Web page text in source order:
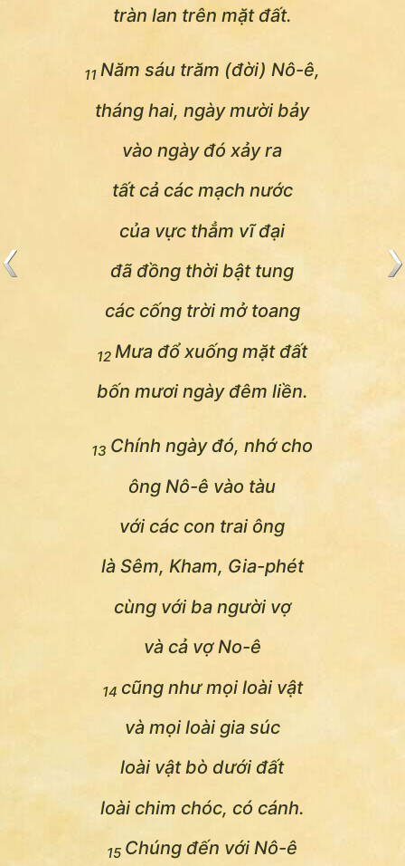
tràn lan trên mặt đất.
11Năm sáu trăm (đời) Nô-ê,
tháng hai, ngày mười bảy
vào ngày đó xảy ra
tất cả các mạch nước
của vực thẳm vĩ đại
đã đồng thời bật tung
các cống trời mở toang
12Mưa đổ xuống mặt đất
bốn mươi ngày đêm liền.
13 Chính ngày đó, nhớ cho
ông Nô-ê vào tàu
với các con trai ông
là Sêm, Kham, Gia-phét
cùng với ba người vợ
và cả vợ No-ê
14 cũng như mọi loài vật
và mọi loài gia súc
loài vật bò dưới đất
loài chim chóc, có cánh.
15 Chúng đến với Nô-ê